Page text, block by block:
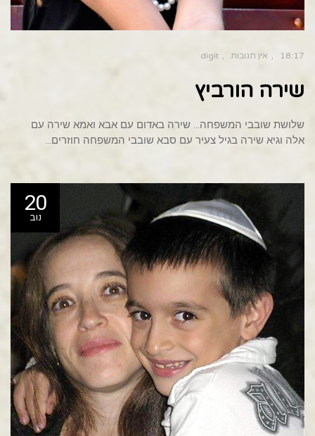
18:17 אין תגובות digit
שירה הורביץ
שלושת שובבי המשפחה… שירה באדום עם אבא ואמא שירה עם
אלה וגיא שירה בגיל צעיר עם סבא שובבי המשפחה חוזרים…
20
נוב